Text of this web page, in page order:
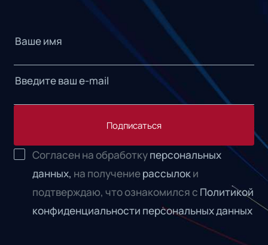
Подписаться
Согласен на обработкуперсональных
данных, на получениерассылоки
подтверждаю, что ознакомился с Политикой
конфиденциальности персональных данных